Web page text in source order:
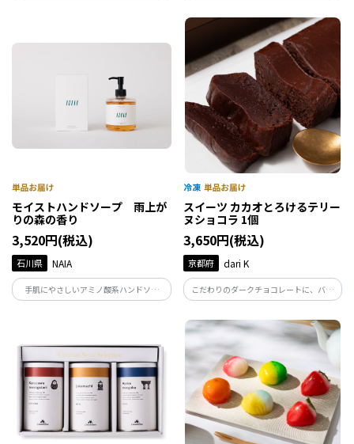
版です。
げたいちご生地にいちごクリームと古都
華苺のコンフィチュールを贅沢に使用し
た。奈良ならではのロールケーキ。
モイストハンドソープ 雨上が
りの森の香り
3,520円(税込)
石川県 NAIA
手肌にやさしいアミノ酸系ハンドソー
プ。能登ヒバ・ヒノキ・フランキンセン
汚れだけをすっきりオフ。
スイーツ カカオとろけるテリー
ヌショコラ 1個
3,650円(税込)
京都府 dari K
こだわりのダークチョコレートに、バタ
ー、卵、砂糖、小麦粉を合わせたシンプ
ルなレシピ。低温で焼き上げることで、
なめらかな口どけを引き出しました。イ
ンドネシア産カカオの濃厚な味わいをご
堪能ください。